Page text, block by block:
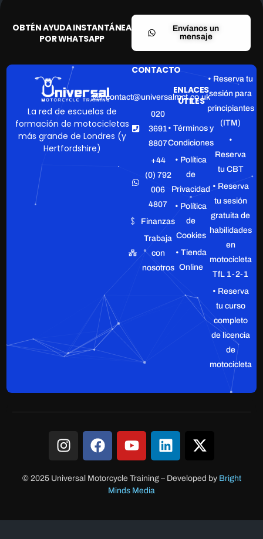
OBTÉN AYUDA INSTANTÁNEA
POR WHATSAPP
Envíanos un
mensaje
La red de escuelas de
formación de motocicletas
más grande de Londres (y
Hertfordshire)
CONTACTO
contact@universalmct.co.uk
020
3691
8807
+44
(0) 792
006
4807
Finanzas
Trabaja
con
nosotros
ENLACES
ÚTILES
• Términos y
Condiciones
• Política
de
Privacidad
• Política
de
Cookies
• Tienda
Online
• Reserva tu
sesión para
principiantes
(ITM)
•
Reserva
tu CBT
• Reserva
tu sesión
gratuita de
habilidades
en
motocicleta
TfL 1-2-1
• Reserva
tu curso
completo
de licencia
de
motocicleta
© 2025 Universal Motorcycle Training– Developed by Bright
Minds Media